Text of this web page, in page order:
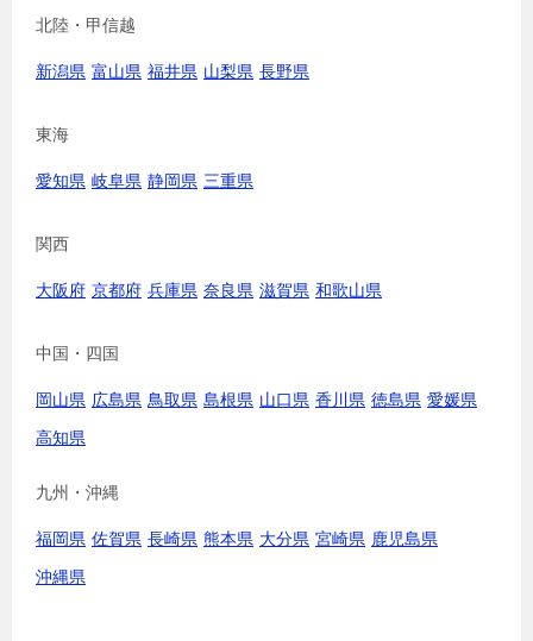
北陸・甲信越
新潟県 富山県 福井県 山梨県 長野県
東海
愛知県 岐阜県 静岡県 三重県
関西
大阪府 京都府 兵庫県 奈良県 滋賀県 和歌山県
中国・四国
岡山県 広島県 鳥取県 島根県 山口県 香川県 徳島県 愛媛県
高知県
九州・沖縄
福岡県 佐賀県 長崎県 熊本県 大分県 宮崎県 鹿児島県
沖縄県